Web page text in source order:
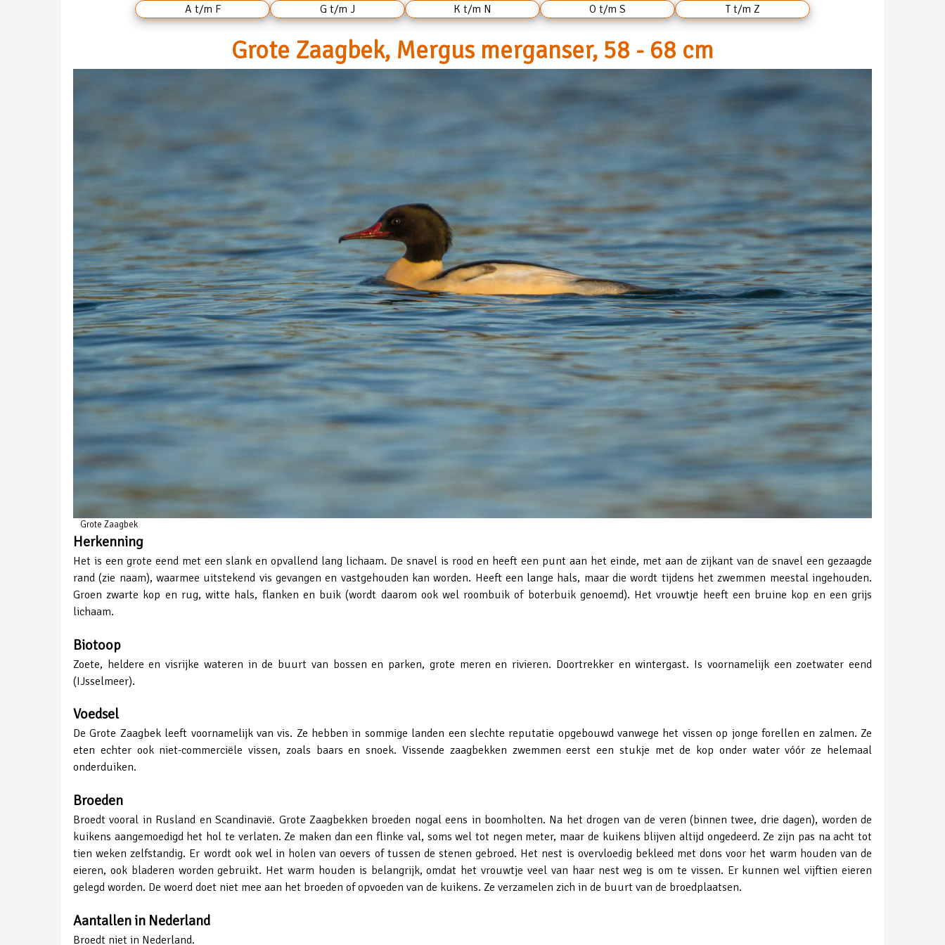
A t/m F G t/m J K t/m N O t/m S T t/m Z
Grote Zaagbek, Mergus merganser, 58 - 68 cm
Grote Zaagbek
Herkenning
Het is een grote eend met een slank en opvallend lang lichaam. De snavel is rood en heeft een punt aan het einde, met aan de zijkant van de snavel een gezaagde
rand (zie naam), waarmee uitstekend vis gevangen en vastgehouden kan worden. Heeft een lange hals, maar die wordt tijdens het zwemmen meestal ingehouden.
Groen zwarte kop en rug, witte hals, flanken en buik (wordt daarom ook wel roombuik of boterbuik genoemd). Het vrouwtje heeft een bruine kop en een grijs
lichaam.
Biotoop
Zoete, heldere en visrijke wateren in de buurt van bossen en parken, grote meren en rivieren. Doortrekker en wintergast. Is voornamelijk een zoetwater eend
(IJsselmeer).
Voedsel
De Grote Zaagbek leeft voornamelijk van vis. Ze hebben in sommige landen een slechte reputatie opgebouwd vanwege het vissen op jonge forellen en zalmen. Ze
eten echter ook niet-commerciële vissen, zoals baars en snoek. Vissende zaagbekken zwemmen eerst een stukje met de kop onder water vóór ze helemaal
onderduiken.
Broeden
Broedt vooral in Rusland en Scandinavië. Grote Zaagbekken broeden nogal eens in boomholten. Na het drogen van de veren (binnen twee, drie dagen), worden de
kuikens aangemoedigd het hol te verlaten. Ze maken dan een flinke val, soms wel tot negen meter, maar de kuikens blijven altijd ongedeerd. Ze zijn pas na acht tot
tien weken zelfstandig. Er wordt ook wel in holen van oevers of tussen de stenen gebroed. Het nest is overvloedig bekleed met dons voor het warm houden van de
eieren, ook bladeren worden gebruikt. Het warm houden is belangrijk, omdat het vrouwtje veel van haar nest weg is om te vissen. Er kunnen wel vijftien eieren
gelegd worden. De woerd doet niet mee aan het broeden of opvoeden van de kuikens. Ze verzamelen zich in de buurt van de broedplaatsen.
Aantallen in Nederland
Broedt niet in Nederland.